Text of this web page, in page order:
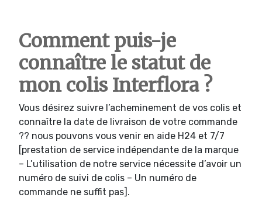
Comment puis-je
connaître le statut de
mon colis Interflora ?
Vous désirez suivre l’acheminement de vos colis et
connaître la date de livraison de votre commande
?? nous pouvons vous venir en aide H24 et 7/7
[prestation de service indépendante de la marque
– L’utilisation de notre service nécessite d’avoir un
numéro de suivi de colis – Un numéro de
commande ne suffit pas].